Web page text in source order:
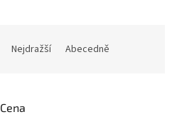
Nejdražší Abecedně
Cena